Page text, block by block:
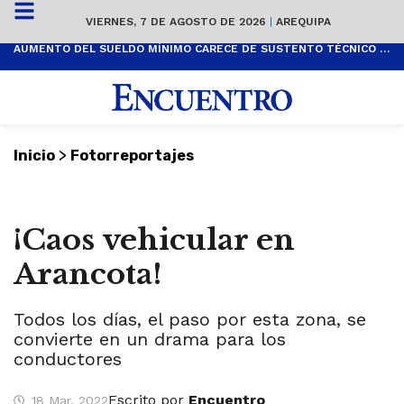
VIERNES, 7 DE AGOSTO DE 2026 | AREQUIPA
AUMENTO DEL SUELDO MÍNIMO CARECE DE SUSTENTO TÉCNICO Y ES POPULISTA
Inicio > Fotorreportajes
¡Caos vehicular en
Arancota!
Todos los días, el paso por esta zona, se
convierte en un drama para los
conductores
18 Mar, 2022Escrito por Encuentro